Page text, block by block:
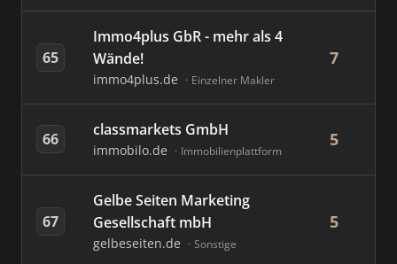
65
Immo4plus GbR - mehr als 4
Wände!
immo4plus.de Einzelner Makler
7
66 classmarkets GmbH
immobilo.de Immobilienplattform
5
67
Gelbe Seiten Marketing
Gesellschaft mbH
gelbeseiten.de Sonstige
5